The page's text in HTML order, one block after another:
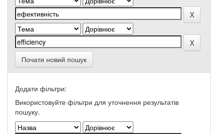
Почати новий пошук
Додати фільтри:
Використовуйте фільтри для уточнення результатів
пошуку.